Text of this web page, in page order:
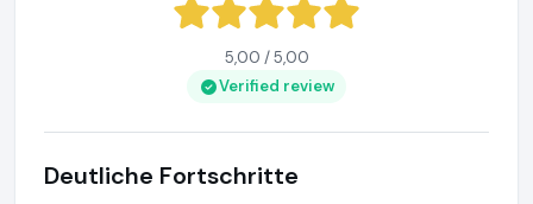
5,00 / 5,00
Verified review
Deutliche Fortschritte